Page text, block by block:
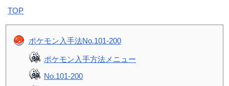
TOP
ポケモン入手法No.101-200
ポケモン入手方法メニュー
No.101-200